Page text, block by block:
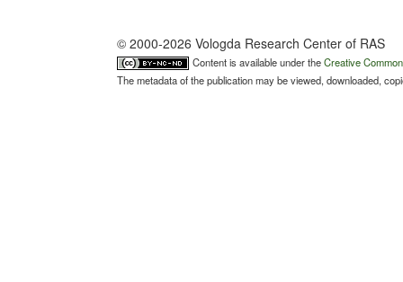
© 2000-2026 Vologda Research Center of RAS
Content is available under theCreative
The metadata of the publication may be viewed, downloaded,